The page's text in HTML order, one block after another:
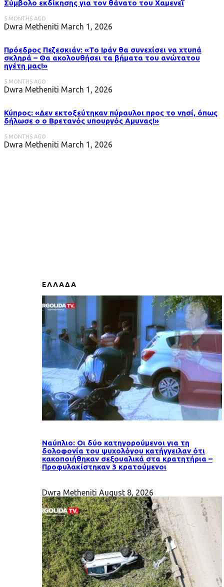
Σύμβολο εκδίκησης για τον θάνατο του Χαμενεΐ
5 MONTHS AGO
Dwra Metheniti March 1, 2026
Πρόεδρος Πεζεσκιάν: «Το Ιράν θα συνεχίσει να χτυπά
σκληρά – Θα ακολουθήσει τα βήματα του ανώτατου
ηγέτη μας!»
5 MONTHS AGO
Dwra Metheniti March 1, 2026
Κύπρος: «Δεν εκτοξεύτηκαν πύραυλοι προς το νησί, όπως
δήλωσε ο ο Βρετανός υπουργός Αμυνας!»
5 MONTHS AGO
Dwra Metheniti March 1, 2026
ΕΛΛΑΔΑ
Ναύπλιο: Οι δύο κατηγορούμενοι για τη
δολοφονία του ψυχολόγου κατήγγειλαν ότι
κακοποιήθηκαν σεξουαλικά στα κρατητήρια –
Προφυλακίστηκαν 3 κρατούμενοι
Dwra Metheniti August 8, 2026